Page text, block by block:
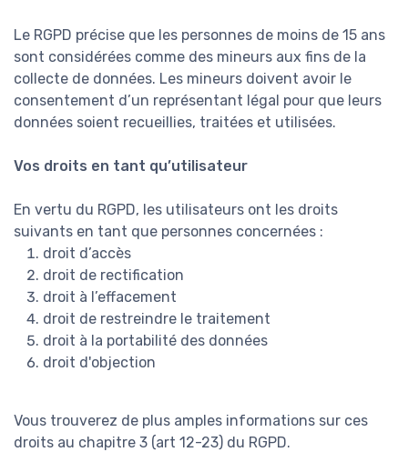
Le RGPD précise que les personnes de moins de 15 ans
sont considérées comme des mineurs aux fins de la
collecte de données. Les mineurs doivent avoir le
consentement d’un représentant légal pour que leurs
données soient recueillies, traitées et utilisées.
Vos droits en tant qu’utilisateur
En vertu du RGPD, les utilisateurs ont les droits
suivants en tant que personnes concernées :
droit d’accès
droit de rectification
droit à l’effacement
droit de restreindre le traitement
droit à la portabilité des données
droit d'objection
Vous trouverez de plus amples informations sur ces
droits au chapitre 3 (art 12-23) du RGPD.